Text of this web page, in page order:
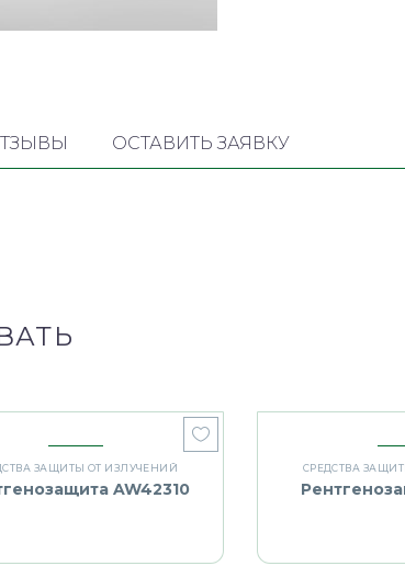
ОСТАВИТЬ ЗАЯВКУ
ЗАЩИТЫ ОТ ИЗЛУЧЕНИЙ
AW42310
СРЕДСТВА